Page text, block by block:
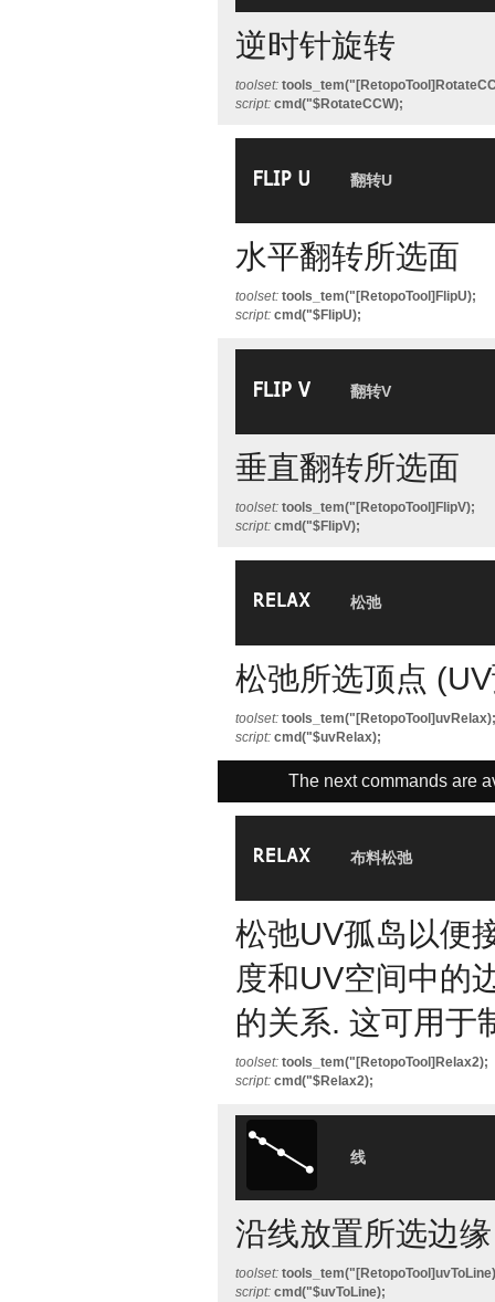
逆时针旋转
toolset:
script: cmd("$RotateCCW);
翻转U
水平翻转所选面
toolset: tools_tem("[RetopoTool]FlipU);
script: cmd("$FlipU);
翻转V
垂直翻转所选面
toolset: tools_tem("[RetopoTool]FlipV);
script: cmd("$FlipV);
松弛
松弛所选顶点
toolset: tools_tem("[RetopoTool]uvRelax);
script: cmd("$uvRelax);
The next commands are
布料松弛
松弛UV孤岛以便
度和UV空间中的
的关系. 这可用于
toolset: tools_tem("[RetopoTool]Relax2);
script: cmd("$Relax2);
线
沿线放置所选边缘
toolset:
script: cmd("$uvToLine);